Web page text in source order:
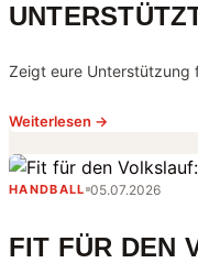
Zeigt eure Unterstützung
Weiterlesen →
HANDBALL 05.07.2026
FIT FÜR DEN